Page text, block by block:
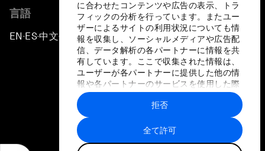
に合わせたコンテンツや広告の表示、トラ
フィックの分析を行っています。またユー
ザーによるサイトの利用状況についても情
報を収集し、ソーシャルメディアや広告配
信、データ解析の各パートナーに情報を共
有しています。ここで収集された情報は、
ユーザーが各パートナーに提供した他の情
報や各パートナーのサービスを使用した際
に収集された情報と組み合わされ、各パー
トナーによって使用されることがありま
す。
全て許可
拒否
言語
EN ▪ES▪中文▪ 日本語
プライバシーポリシーと利用規約
サイトマップ